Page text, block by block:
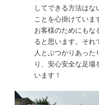
してできる方法はな
ことを心掛けていま
お客様のためにもな
ると思います。それ
人とぶつかりあっ
り、安心安全な足場
います！